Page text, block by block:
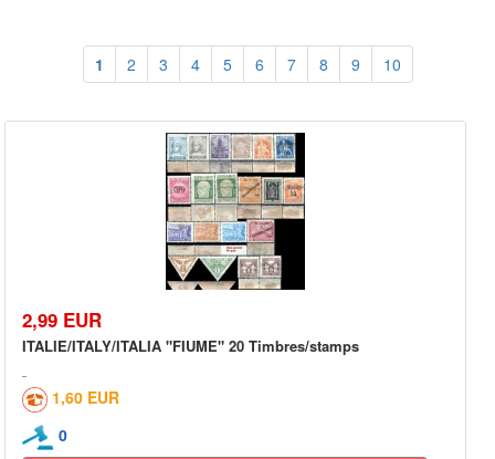
1 2 3 4 5 6 7 8 9 10
2,99 EUR
ITALIE/ITALY/ITALIA "FIUME" 20 Timbres/stamps
1,60 EUR
0